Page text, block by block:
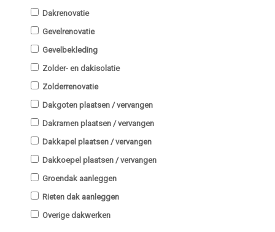
Dakrenovatie
Gevelrenovatie
Gevelbekleding
Zolder- en dakisolatie
Zolderrenovatie
Dakgoten plaatsen / vervangen
Dakramen plaatsen / vervangen
Dakkapel plaatsen / vervangen
Dakkoepel plaatsen / vervangen
Groendak aanleggen
Rieten dak aanleggen
Overige dakwerken